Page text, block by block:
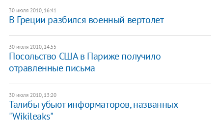
30 июля 2010, 16:41
В Греции разбился военный вертолет
30 июля 2010, 14:55
Посольство США в Париже получило
отравленные письма
30 июля 2010, 13:20
Талибы убьют информаторов, названных
"Wikileaks"